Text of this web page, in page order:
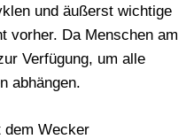
und äußerst wichtige
vorher. Da Menschen am
Verfügung, um alle
abhängen.
dem Wecker